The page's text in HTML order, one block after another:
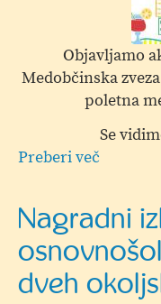
Objavljamo
Medobčinska
poletna
Se
Preberi več
v
Vili
Rožle
Nagradni
dveh